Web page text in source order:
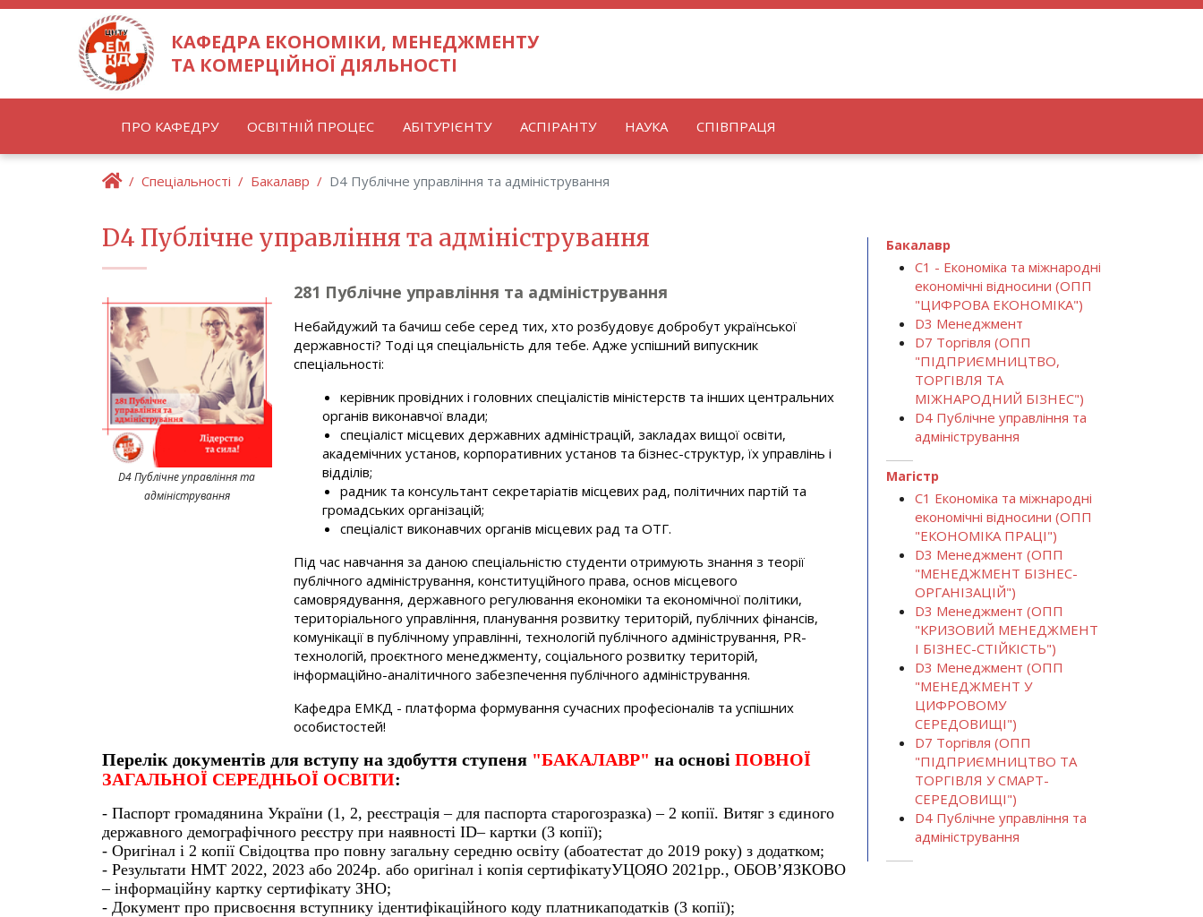
КАФЕДРА ЕКОНОМІКИ, МЕНЕДЖМЕНТУ
ТА КОМЕРЦІЙНОЇ ДІЯЛЬНОСТІ
ПРО КАФЕДРУ ОСВІТНІЙ ПРОЦЕС АБІТУРІЄНТУ АСПІРАНТУ НАУКА СПІВПРАЦЯ
Спеціальності Бакалавр D4 Публічне управління та адміністрування
D4 Публічне управління та адміністрування
D4 Публічне управління та
адміністрування
281 Публічне управління та адміністрування
Небайдужий та бачиш себе серед тих, хто розбудовує добробут української
державності? Тоді ця спеціальність для тебе. Адже успішний випускник
спеціальності:
керівник провідних і головних спеціалістів міністерств та інших центральних
органів виконавчої влади;
спеціаліст місцевих державних адміністрацій, закладах вищої освіти,
академічних установ, корпоративних установ та бізнес-структур, їх управлінь і
відділів;
радник та консультант секретаріатів місцевих рад, політичних партій та
громадських організацій;
спеціаліст виконавчих органів місцевих рад та ОТГ.
Під час навчання за даною спеціальністю студенти отримують знання з теорії
публічного адміністрування, конституційного права, основ місцевого
самоврядування, державного регулювання економіки та економічної політики,
територіального управління, планування розвитку територій, публічних фінансів,
комунікації в публічному управлінні, технологій публічного адміністрування, PR-
технологій, проєктного менеджменту, соціального розвитку територій,
інформаційно-аналітичного забезпечення публічного адміністрування.
Кафедра ЕМКД - платформа формування сучасних професіоналів та успішних
особистостей!
Перелік документів для вступу на здобуття ступеня "БАКАЛАВР" на основі ПОВНОЇ
ЗАГАЛЬНОЇ СЕРЕДНЬОЇ ОСВІТИ:
- Паспорт громадянина України (1, 2, реєстрація – для паспорта старогозразка) – 2 копії. Витяг з єдиного
державного демографічного реєстру при наявності ID– картки (3 копії);
- Оригінал і 2 копії Свідоцтва про повну загальну середню освіту (абоатестат до 2019 року) з додатком;
- Результати НМТ 2022, 2023 або 2024р. або оригінал і копія сертифікатуУЦОЯО 2021рр., ОБОВ’ЯЗКОВО
– інформаційну картку сертифікату ЗНО;
- Документ про присвоєння вступнику ідентифікаційного коду платникаподатків (3 копії);
Бакалавр
С1 - Економіка та міжнародні
економічні відносини (ОПП
"ЦИФРОВА ЕКОНОМІКА")
D3 Менеджмент
D7 Торгівля (ОПП
"ПІДПРИЄМНИЦТВО,
ТОРГІВЛЯ ТА
МІЖНАРОДНИЙ БІЗНЕС")
D4 Публічне управління та
адміністрування
Магістр
С1 Економіка та міжнародні
економічні відносини (ОПП
"ЕКОНОМІКА ПРАЦІ")
D3 Менеджмент (ОПП
"МЕНЕДЖМЕНТ БІЗНЕС-
ОРГАНІЗАЦІЙ")
D3 Менеджмент (ОПП
"КРИЗОВИЙ МЕНЕДЖМЕНТ
І БІЗНЕС-СТІЙКІСТЬ")
D3 Менеджмент (ОПП
"МЕНЕДЖМЕНТ У
ЦИФРОВОМУ
СЕРЕДОВИЩІ")
D7 Торгівля (ОПП
"ПІДПРИЄМНИЦТВО ТА
ТОРГІВЛЯ У СМАРТ-
СЕРЕДОВИЩІ")
D4 Публічне управління та
адміністрування